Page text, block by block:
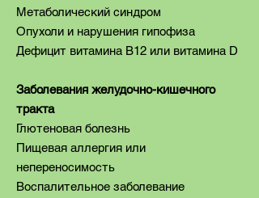
Метаболический синдром
Опухоли и нарушения гипофиза
Дефицит витамина B12 или витамина D
Заболевания желудочно-кишечного
тракта
Глютеновая болезнь
Пищевая аллергия или
непереносимость
Воспалительное заболевание